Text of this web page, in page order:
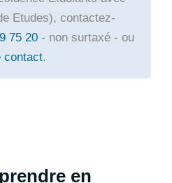
Etudes), contactez-
75 20 - non surtaxé - ou
contact.
en